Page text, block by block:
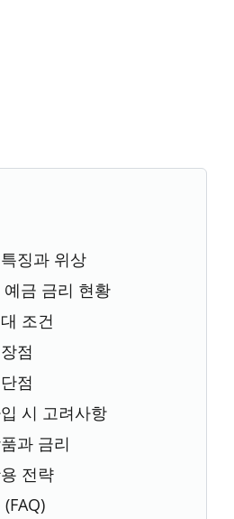
징과 위상
금 금리 현황
조건
점
점
시 고려사항
과 금리
전략